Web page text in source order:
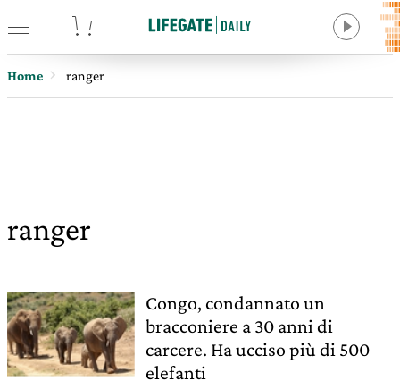
Home ranger
ranger
Congo, condannato un
bracconiere a 30 anni di
carcere. Ha ucciso più di 500
elefanti